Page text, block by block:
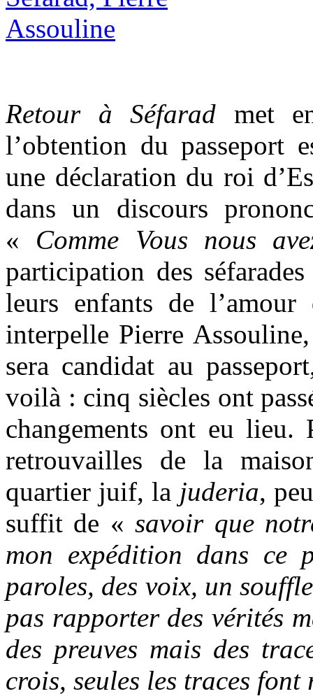
Retour à Séfarad met
l’obtention du passeport
une déclaration du roi
dans un discours
« Comme Vous nous
participation des
leurs enfants de
interpelle Pierre
sera candidat au
voilà : cinq siècles ont
changements ont eu lieu.
retrouvailles de la
quartier juif, la juderia,
suffit de «savoir que
mon expédition dans ce
paroles, des voix, un
pas rapporter des vérités
des preuves mais des
crois, seules les traces font